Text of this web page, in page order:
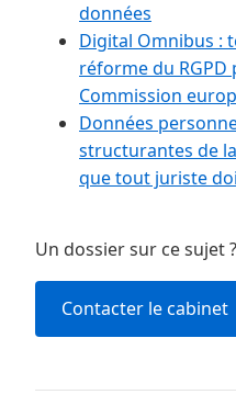
données
Digital Omnibus :
réforme du RGPD
Commission
Données
structurantes de
que tout juriste
Un dossier sur ce sujet ?
Contacter le cabinet